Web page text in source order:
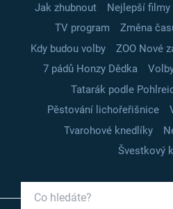
Jak zhubnout Nejlepší filmy
TV program
Změna
Kdy budou volby
ZOO Nové
7 pádů Honzy Dědka
Tatarák podle
Pěstování lichořeřišnice
Tvarohové knedlíky
Švestkový